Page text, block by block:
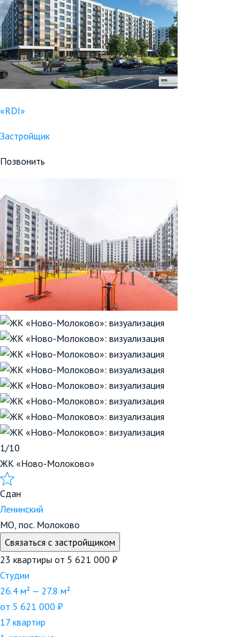
«RDI»
Застройщик
Позвонить
1/10
ЖК «Ново-Молоково»
Сдан
Ленинский
МО, пос. Молоково
Связаться с застройщиком
23 квартиры от 5 621 000 ₽
Студии
26.4 м² — 27.8 м²
от 5 621 000 ₽
17 квартир